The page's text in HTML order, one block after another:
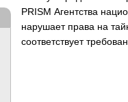
PRISM Агентства
нарушает права на
соответствует